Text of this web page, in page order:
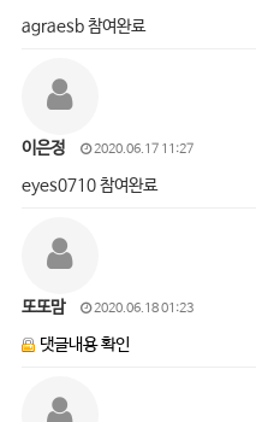
agraesb 참여완료
이은정 2020.06.17 11:27
eyes0710 참여완료
또또맘 2020.06.18 01:23
댓글내용 확인